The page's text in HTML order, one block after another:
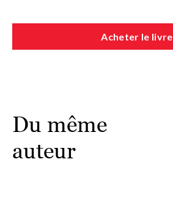
Acheter le livre
Du même
auteur